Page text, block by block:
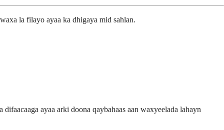
la filayo ayaa ka dhigaya mid sahlan.
ayaa arki doona qaybahaas aan waxyeelada lahayn